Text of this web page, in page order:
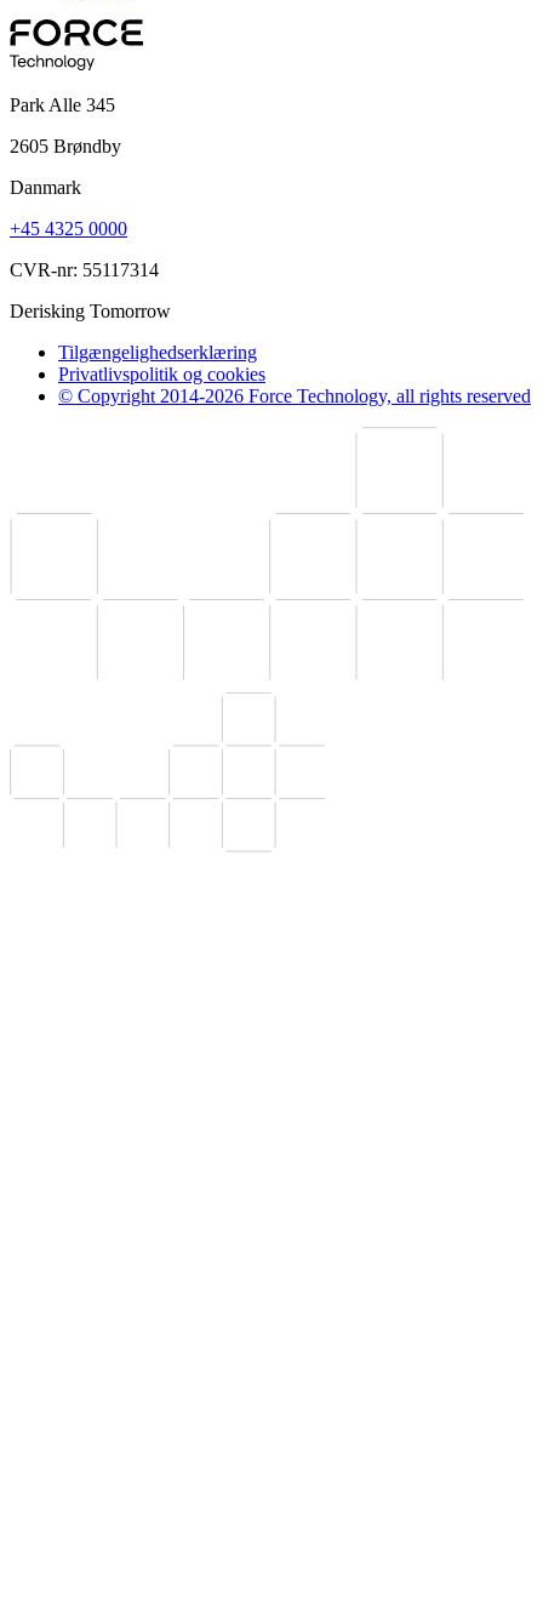
Park Alle 345
2605 Brøndby
Danmark
+45 4325 0000
CVR-nr: 55117314
Derisking Tomorrow
Tilgængelighedserklæring
Privatlivspolitik og cookies
© Copyright 2014-2026 Force Technology, all rights reserved